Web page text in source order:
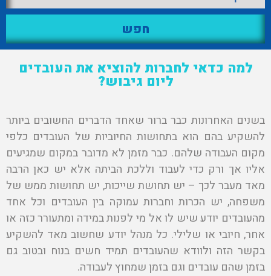
למה כדאי לחברות להוציא את העובדים
ליום גיבוש?
בשנים האחרונות כבר ברור שאחד הדברים החשובים ביותר
להשקיע בהם הוא בתחושות החיוביות של העובדים כלפי
מקום העבודה שלהם. כבר מזמן לא מדובר במקום שמגיעים
אליו אך ורק כדי לעבוד וללכת הביתה אלא יש כאן הרבה
מאד מעבר לכך – יש תחושת שייכות, יש תחושות ממש של
משפחה, יש הכרות וחברות עמוקה בין העובדים וכל אחד
מהעובדים יודע שיש לו אל מי לפנות במידה ומתעורר כזה או
אחר, חיובי או שלילי. כל מנהל יודע שחשוב מאד להשקיע
בקשר הזה ולוודא שהעובדים תמיד חשים בנוח ובטוב גם
בזמן שהם עובדים וגם בזמן שמחוץ לעבודה.